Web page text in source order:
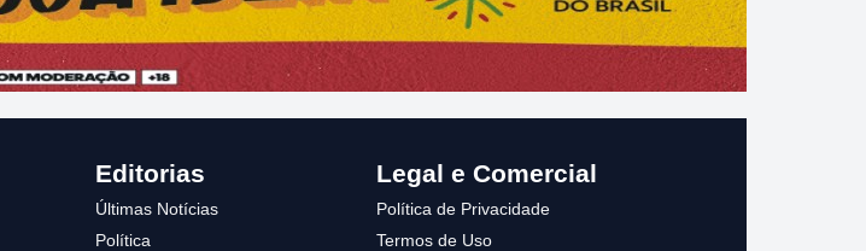
Editorias
Últimas Notícias
Política
Legal e Comercial
Política de Privacidade
Termos de Uso